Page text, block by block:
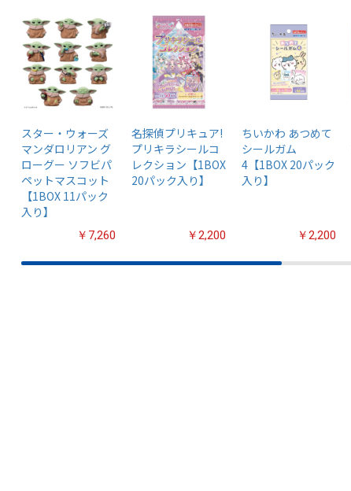
スター・ウォーズ
マンダロリアン グ
ローグー ソフビパ
ペットマスコット
【1BOX 11パック
入り】
￥7,260
名探偵プリキュア!
プリキラシールコ
レクション【1BOX
20パック入り】
￥2,200
ちいかわ あつめて
シールガム
4【1BOX 20パック
入り】
￥2,200